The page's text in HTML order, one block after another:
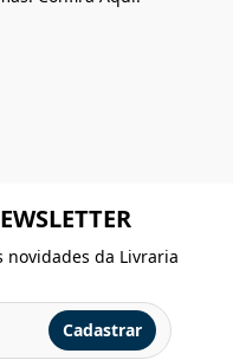
novidades da Livraria
Cadastrar